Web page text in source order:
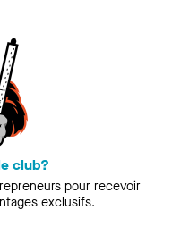
club?
pour recevoir
exclusifs.